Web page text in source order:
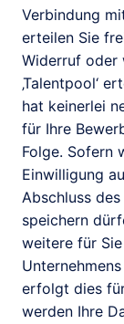
Verbindung
erteilen Sie
Widerruf oder
‚Talentpool‘
hat keinerlei
für Ihre
Folge. Sofern
Einwilligung
Abschluss
speichern
weitere für
erfolgt dies
werden Ihre